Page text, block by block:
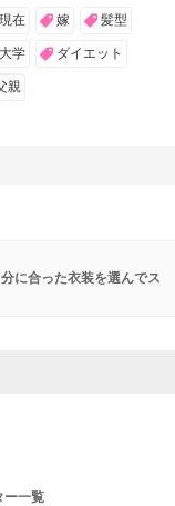
現在 嫁 髪型
大学 ダイエット
親
に合った衣装を選んでス
ー一覧